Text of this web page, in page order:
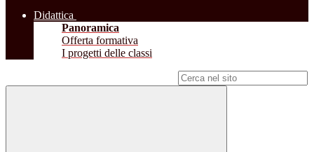
Didattica
Panoramica
Offerta formativa
I progetti delle classi